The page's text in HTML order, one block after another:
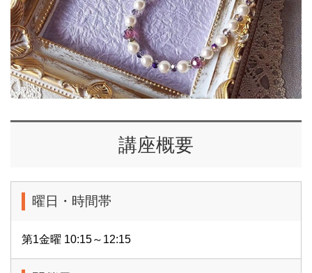
講座概要
曜日・時間帯
第1金曜 10:15～12:15